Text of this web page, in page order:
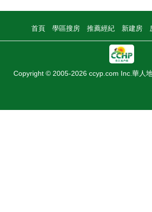
首頁 學區搜房 推薦經紀 新建房
Copyright © 2005-2026 ccyp.com Inc.華人